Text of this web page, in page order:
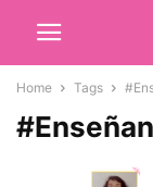
Home Tags